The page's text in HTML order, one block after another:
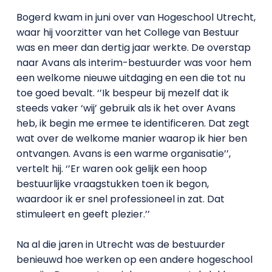
Bogerd kwam in juni over van Hogeschool Utrecht,
waar hij voorzitter van het College van Bestuur
was en meer dan dertig jaar werkte. De overstap
naar Avans als interim-bestuurder was voor hem
een welkome nieuwe uitdaging en een die tot nu
toe goed bevalt. ‘’Ik bespeur bij mezelf dat ik
steeds vaker ‘wij’ gebruik als ik het over Avans
heb, ik begin me ermee te identificeren. Dat zegt
wat over de welkome manier waarop ik hier ben
ontvangen. Avans is een warme organisatie’’,
vertelt hij. ‘’Er waren ook gelijk een hoop
bestuurlijke vraagstukken toen ik begon,
waardoor ik er snel professioneel in zat. Dat
stimuleert en geeft plezier.’’
Na al die jaren in Utrecht was de bestuurder
benieuwd hoe werken op een andere hogeschool